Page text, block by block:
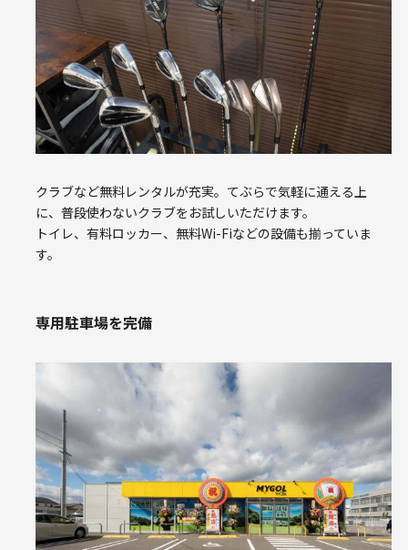
クラブなど無料レンタルが充実。てぶらで気軽に通える上
に、普段使わないクラブをお試しいただけます。
トイレ、有料ロッカー、無料Wi-Fiなどの設備も揃っていま
す。
専用駐車場を完備